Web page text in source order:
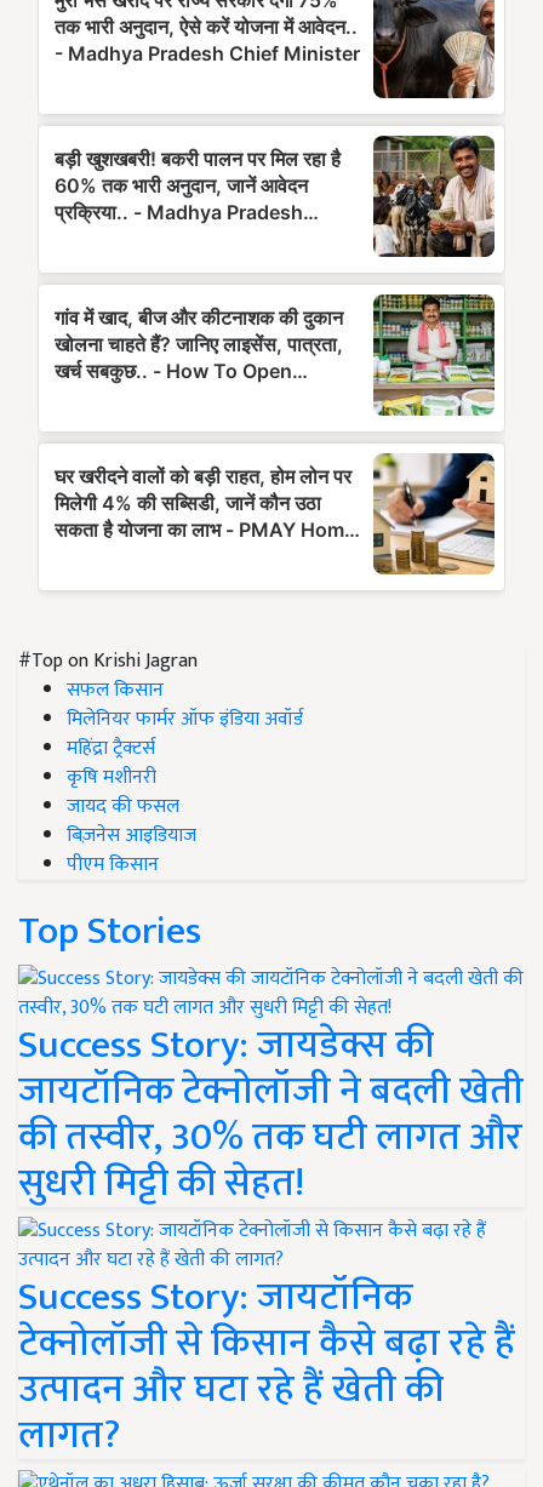
#Top on Krishi Jagran
सफल किसान
मिलेनियर फार्मर ऑफ इंडिया अवॉर्ड
महिंद्रा ट्रैक्टर्स
कृषि मशीनरी
जायद की फसल
बिज़नेस आइडियाज
पीएम किसान
Top Stories
Success Story: जायडेक्स की
जायटॉनिक टेक्नोलॉजी ने बदली खेती
की तस्वीर, 30% तक घटी लागत और
सुधरी मिट्टी की सेहत!
Success Story: जायटॉनिक
टेक्नोलॉजी से किसान कैसे बढ़ा रहे हैं
उत्पादन और घटा रहे हैं खेती की
लागत?